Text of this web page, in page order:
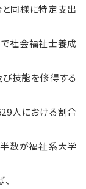
同様に特定支出
社会福祉士養成
技能を修得する
人における割合
数が福祉系大学